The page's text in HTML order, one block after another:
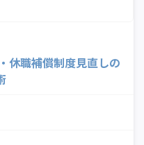
休職補償制度見直しの